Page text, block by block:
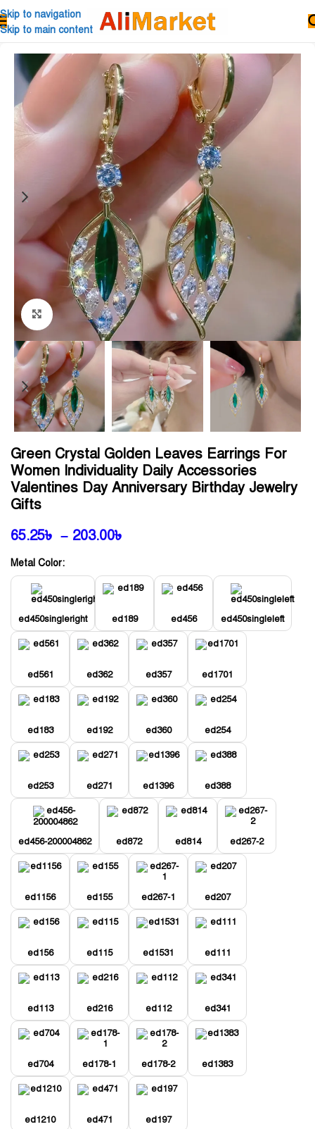
Skip to navigation
Skip to main content
Click to enlarge
Green Crystal Golden Leaves Earrings For
Women Individuality Daily Accessories
Valentines Day Anniversary Birthday Jewelry
Gifts
65.25৳ – 203.00৳
Metal Color:
ed450singleright ed189 ed456 ed450singleleft
ed561 ed362 ed357 ed1701
ed183 ed192 ed360 ed254
ed253 ed271 ed1396 ed388
ed456-200004862 ed872 ed814 ed267-2
ed1156 ed155 ed267-1 ed207
ed156 ed115 ed1531 ed111
ed113 ed216 ed112 ed341
ed704 ed178-1 ed178-2 ed1383
ed1210 ed471 ed197